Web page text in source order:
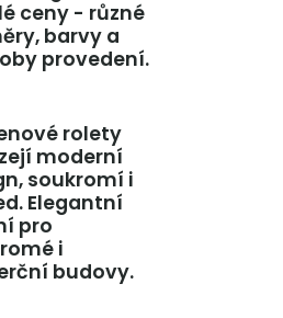
ceny - různé
barvy a
provedení.
rolety
moderní
soukromí i
Elegantní
pro
i
budovy.